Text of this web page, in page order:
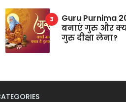
Guru Purnima
बनाएं गुरु और
गुरु दीक्षा लेना?